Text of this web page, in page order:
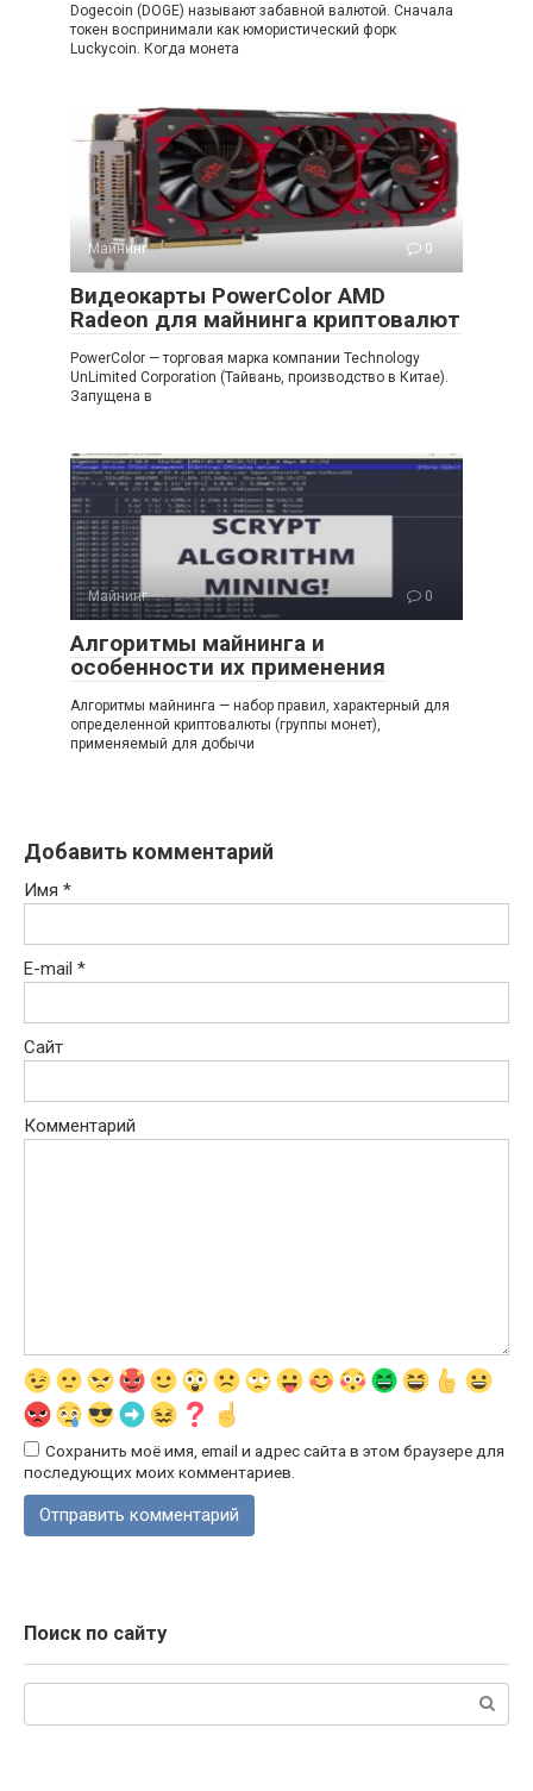
Dogecoin (DOGE) называют забавной валютой. Сначала
токен воспринимали как юмористический форк
Luckycoin. Когда монета
Майнинг 0
Видеокарты PowerColor AMD
Radeon для майнинга криптовалют
PowerColor — торговая марка компании Technology
UnLimited Corporation (Тайвань, производство в Китае).
Запущена в
Майнинг 0
Алгоритмы майнинга и
особенности их применения
Алгоритмы майнинга — набор правил, характерный для
определенной криптовалюты (группы монет),
применяемый для добычи
Добавить комментарий
Имя *
E-mail *
Сайт
Комментарий
Сохранить моё имя, email и адрес сайта в этом браузере для
последующих моих комментариев.
Поиск по сайту